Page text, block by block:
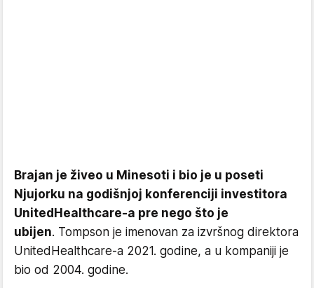
Brajan je živeo u Minesoti i bio je u poseti
Njujorku na godišnjoj konferenciji investitora
UnitedHealthcare-a pre nego što je
ubijen. Tompson je imenovan za izvršnog direktora
UnitedHealthcare-a 2021. godine, a u kompaniji je
bio od 2004. godine.